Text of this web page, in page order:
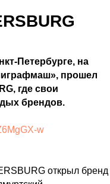
Петербурге, на
прошел
где свои
брендов.
w
открыл бренд